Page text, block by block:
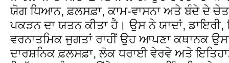
ਯੋਗ ਧਿਆਨ, ਫ਼ਲਸਫ਼ਾ, ਕਾਮ-ਵਾਸਨਾ ਅਤੇ ਬੰਦੇ ਦੇ
ਪਕੜਨ ਦਾ ਯਤਨ ਕੀਤਾ ਹੈ। ਉਸ ਨੇ ਯਾਦਾਂ,
ਵਰਨਾਤਮਿਕ ਜੁਗਤਾਂ ਰਾਹੀਂ ਉਹ ਆਪਣਾ ਕਥਾਨਕ
ਦਾਰਸ਼ਨਿਕ ਫ਼ਲਸਫ਼ਾ, ਲੋਕ ਧਰਾਈ ਵੇਰਵੇ ਅਤੇ